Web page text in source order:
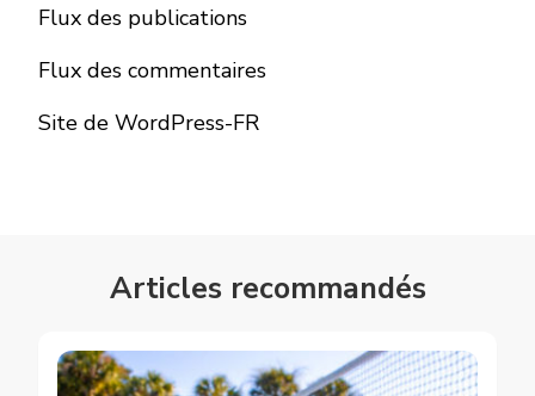
Flux des publications
Flux des commentaires
Site de WordPress-FR
Articles recommandés